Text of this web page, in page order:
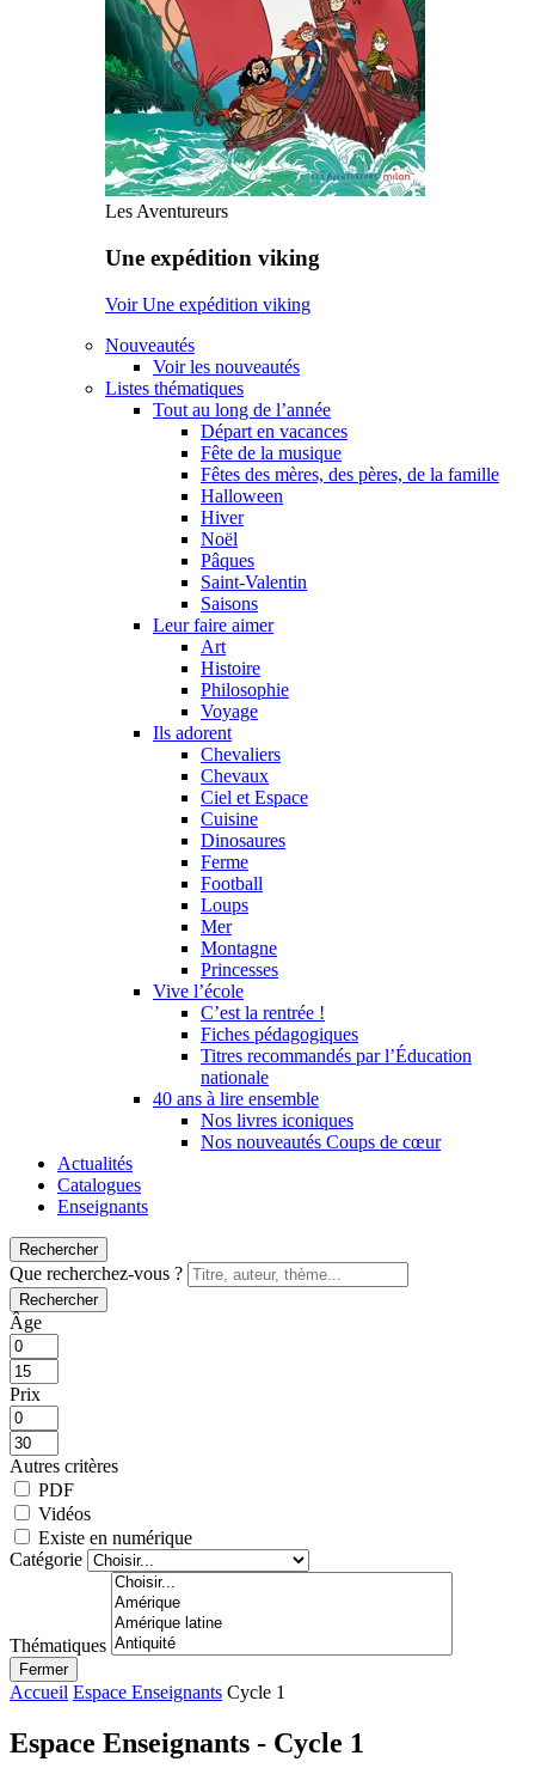
Les Aventureurs
Une expédition viking
Voir Une expédition viking
Nouveautés
Voir les nouveautés
Listes thématiques
Tout au long de l’année
Départ en vacances
Fête de la musique
Fêtes des mères, des pères, de la famille
Halloween
Hiver
Noël
Pâques
Saint-Valentin
Saisons
Leur faire aimer
Art
Histoire
Philosophie
Voyage
Ils adorent
Chevaliers
Chevaux
Ciel et Espace
Cuisine
Dinosaures
Ferme
Football
Loups
Mer
Montagne
Princesses
Vive l’école
C’est la rentrée !
Fiches pédagogiques
Titres recommandés par l’Éducation
nationale
40 ans à lire ensemble
Nos livres iconiques
Nos nouveautés Coups de cœur
Actualités
Catalogues
Enseignants
Rechercher
Que recherchez-vous ?
Rechercher
Âge
Prix
Autres critères
PDF
Vidéos
Existe en numérique
Catégorie
Thématiques
Fermer
Accueil Espace Enseignants Cycle 1
Espace Enseignants - Cycle 1